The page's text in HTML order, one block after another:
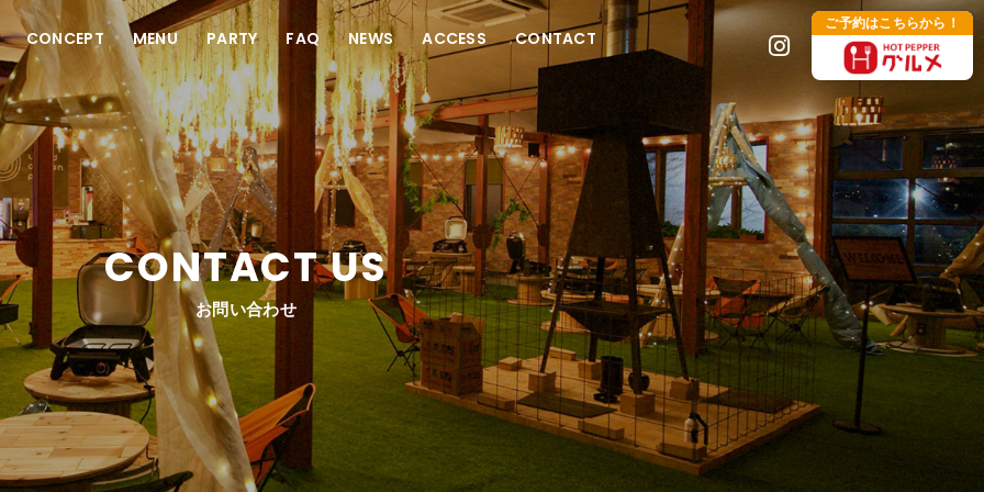
CONCEPT MENU PARTY FAQ NEWS ACCESS CONTACT
ご予約はこちらから！
CONTACT US
お問い合わせ